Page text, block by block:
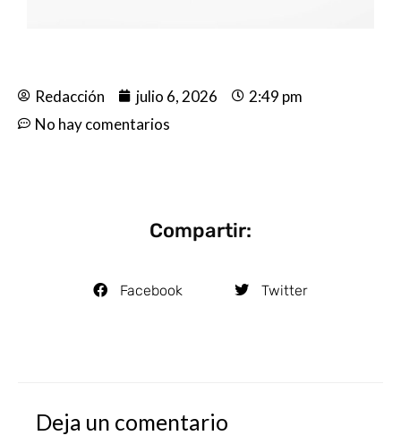
Redacción julio 6, 2026
2:49 pm
No hay comentarios
Compartir:
Facebook Twitter
Deja un comentario